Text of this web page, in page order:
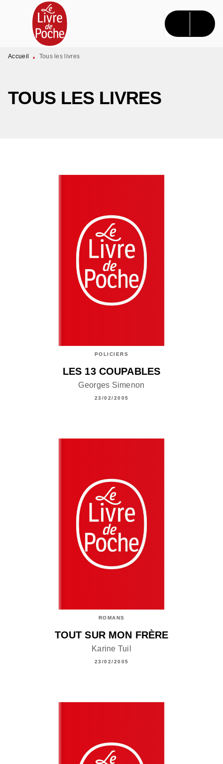
MENU RECHERCHE CONTENU
PIED DE PAGE
Accueil • Tous les livres
TOUS LES LIVRES
POLICIERS
LES 13 COUPABLES
Georges Simenon
23/02/2005
ROMANS
TOUT SUR MON FRÈRE
Karine Tuil
23/02/2005